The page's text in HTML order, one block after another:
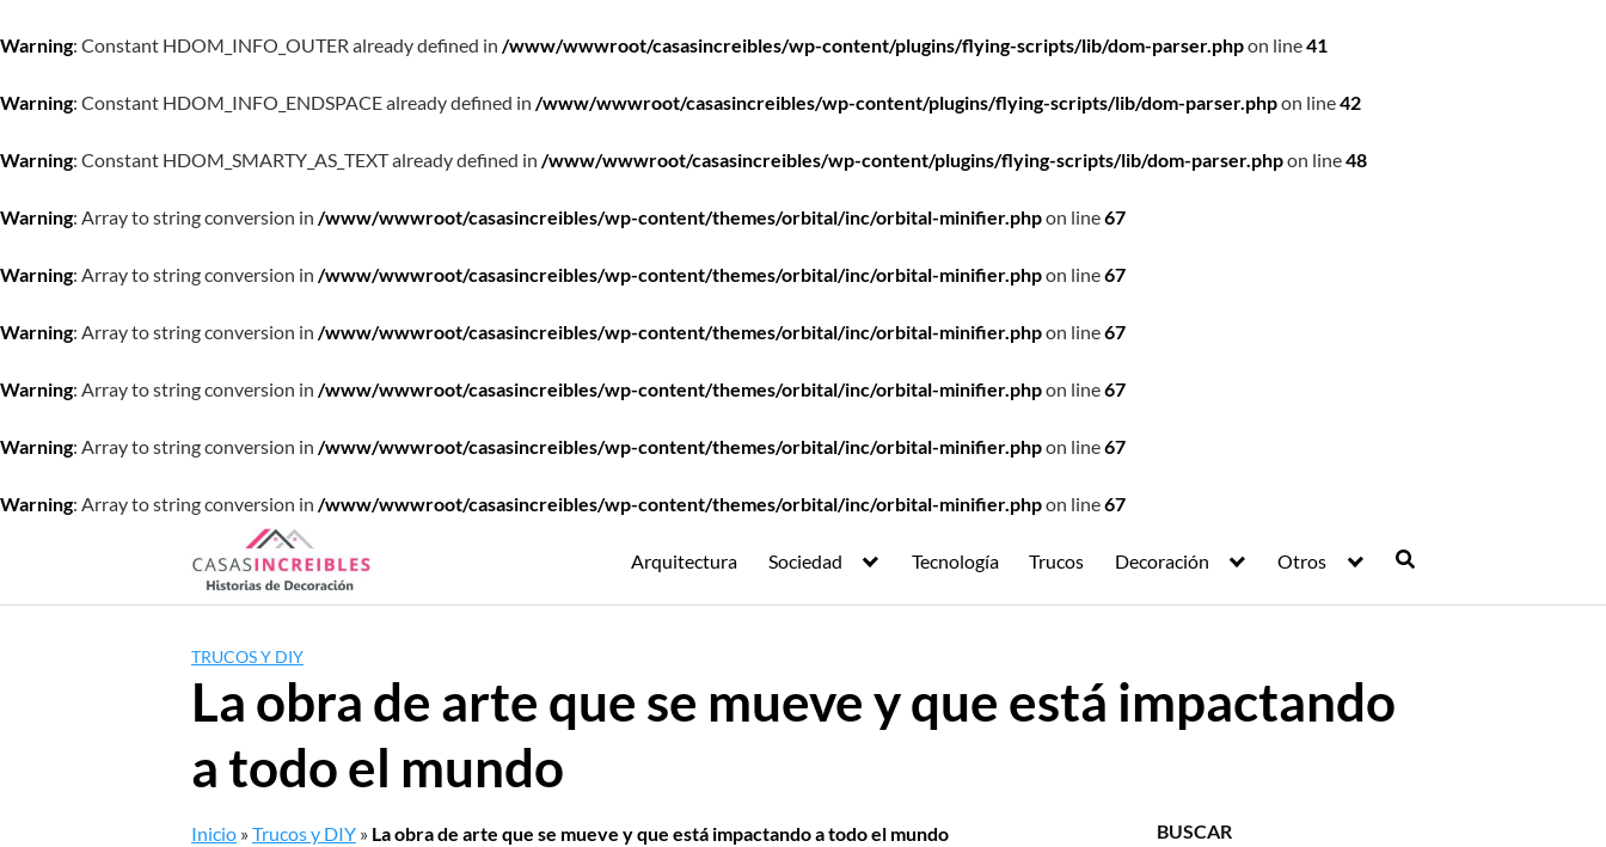
Warning: Constant HDOM_INFO_OUTER already defined in /www/wwwroot/casasincreibles/wp-content/plugins/flying-scripts/lib/dom-parser.phpon line41
Warning: Constant HDOM_INFO_ENDSPACE already defined in /www/wwwroot/casasincreibles/wp-content/plugins/flying-scripts/lib/dom-parser.phpon line42
Warning: Constant HDOM_SMARTY_AS_TEXT already defined in /www/wwwroot/casasincreibles/wp-content/plugins/flying-scripts/lib/dom-parser.phpon line48
Warning: Array to string conversion in /www/wwwroot/casasincreibles/wp-content/themes/orbital/inc/orbital-minifier.phpon line67
Warning: Array to string conversion in /www/wwwroot/casasincreibles/wp-content/themes/orbital/inc/orbital-minifier.phpon line67
Warning: Array to string conversion in /www/wwwroot/casasincreibles/wp-content/themes/orbital/inc/orbital-minifier.phpon line67
Warning: Array to string conversion in /www/wwwroot/casasincreibles/wp-content/themes/orbital/inc/orbital-minifier.phpon line67
Warning: Array to string conversion in /www/wwwroot/casasincreibles/wp-content/themes/orbital/inc/orbital-minifier.phpon line67
Warning: Array to string conversion in /www/wwwroot/casasincreibles/wp-content/themes/orbital/inc/orbital-minifier.phpon line67
Arquitectura Sociedad Tecnología Trucos Decoración Otros
TRUCOS Y DIY
La obra de arte que se mueve y que está impactando
a todo el mundo
Inicio »Trucos y DIY » La obra de arte que se mueve y que está impactando a todo el mundo BUSCAR